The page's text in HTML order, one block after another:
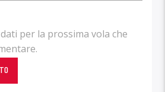
per la prossima vola che